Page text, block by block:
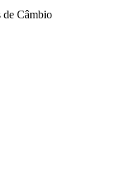
de Câmbio